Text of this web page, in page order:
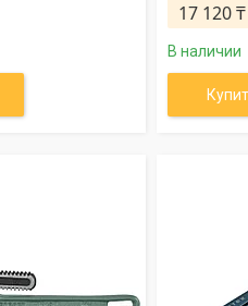
17 120 ₸
В наличии